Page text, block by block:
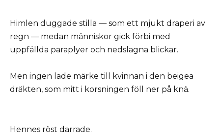
Himlen duggade stilla — som ett mjukt draperi av
regn — medan människor gick förbi med
uppfällda paraplyer och nedslagna blickar.
Men ingen lade märke till kvinnan i den beigea
dräkten, som mitt i korsningen föll ner på knä.
Hennes röst darrade.